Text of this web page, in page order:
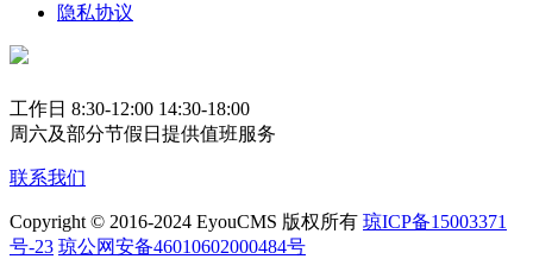
隐私协议
工作日 8:30-12:00 14:30-18:00
周六及部分节假日提供值班服务
联系我们
Copyright © 2016-2024 EyouCMS 版权所有 琼ICP备15003371
号-23 琼公网安备46010602000484号